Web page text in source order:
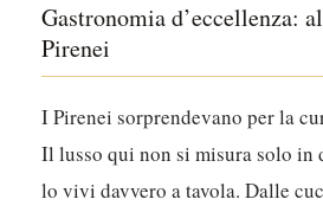
Gastronomia d’eccellenza:
Pirenei
I Pirenei sorprendevano per la
Il lusso qui non si misura solo
lo vivi davvero a tavola. Dalle